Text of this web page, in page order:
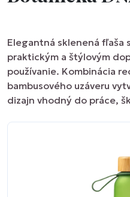
Elegantná sklenená fľaša
praktickým a štýlovým
používanie. Kombinácia
bambusového uzáveru
dizajn vhodný do práce,